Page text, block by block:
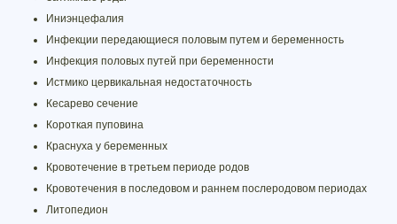
Иниэнцефалия
Инфекции передающиеся половым путем и беременность
Инфекция половых путей при беременности
Истмико цервикальная недостаточность
Кесарево сечение
Короткая пуповина
Краснуха у беременных
Кровотечение в третьем периоде родов
Кровотечения в последовом и раннем послеродовом периодах
Литопедион